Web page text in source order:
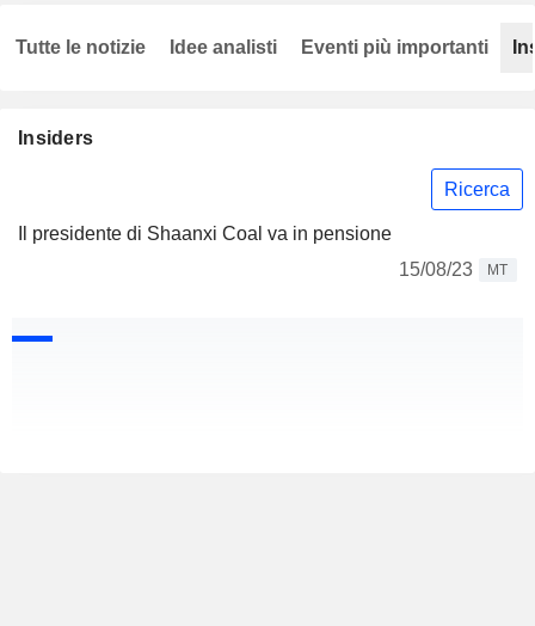
Insiders
Ricerca
Il presidente di Shaanxi Coal va in pensione
15/08/23
MT
Tutte le notizie Idee analisti Eventi più importanti